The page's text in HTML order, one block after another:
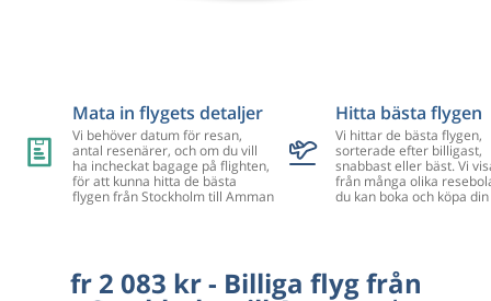
Mata in flygets detaljer
Vi behöver datum för resan,
antal resenärer, och om du vill
ha incheckat bagage på flighten,
för att kunna hitta de bästa
flygen från Stockholm till Amman
Hitta bästa flygen
Vi hittar de bästa flygen,
sorterade efter billigast,
snabbast eller bäst. Vi
från många olika
du kan boka och köpa
fr 2 083 kr - Billiga flyg från